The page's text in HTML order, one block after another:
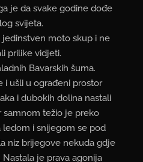
je da svake godine dođe
svijeta.
moto skup i ne
prilike vidjeti.
Bavarskih šuma.
i ušli u ograđeni prostor
i dubokih dolina nastali
samnom težio je preko
ledom i snijegom se pod
niz brijegove nekuda gdje
je prava agonija